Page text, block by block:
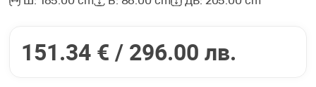
151.34 € / 296.00 лв.